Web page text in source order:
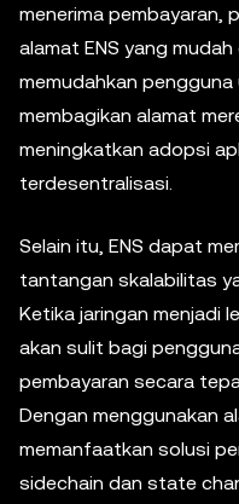
menerima pembayaran,
alamat ENS yang
memudahkan
membagikan alamat
meningkatkan adopsi
terdesentralisasi.
Selain itu, ENS dapat
tantangan skalabilitas
Ketika jaringan menjadi
akan sulit bagi
pembayaran secara
Dengan menggunakan
memanfaatkan solusi
sidechain dan state